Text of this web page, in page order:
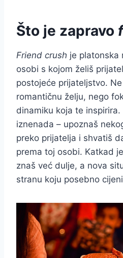
Što je zapravo
Friend crush je platonska
osobi s kojom želiš
postojeće prijateljstvo.
romantičnu želju, nego
dinamiku koja te
iznenada – upoznaš
preko prijatelja i shvatiš
prema toj osobi. Katkad
znaš već dulje, a nova
stranu koju posebno